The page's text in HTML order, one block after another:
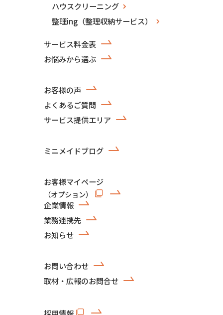
ハウスクリーニング
整理ing（整理収納サービス）
サービス料金表
お悩みから選ぶ
お客様の声
よくあるご質問
サービス提供エリア
ミニメイドブログ
お客様マイページ
（オプション）
企業情報
業務連携先
お知らせ
お問い合わせ
取材・広報のお問合せ